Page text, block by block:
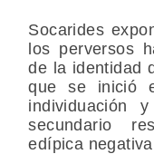
Socarides
los perversos
de la identidad
que se inició
individuación
secundario
edípica